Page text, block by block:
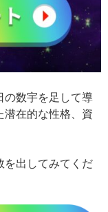
の数宇を足して導
潜在的な性格、資
を出してみてくだ